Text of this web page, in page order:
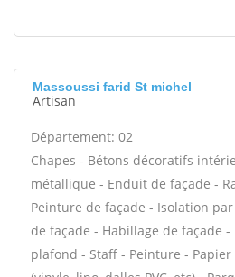
Massoussi farid St michel
Artisan
Département: 02
Chapes - Bétons décoratifs
métallique - Enduit de façade -
Peinture de façade - Isolation
de façade - Habillage de façade
plafond - Staff - Peinture -